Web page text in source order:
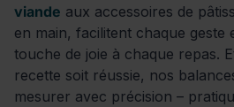
viande aux accessoires de
en main, facilitent chaque geste
touche de joie à chaque repas.
recette soit réussie, nos
mesurer avec précision –